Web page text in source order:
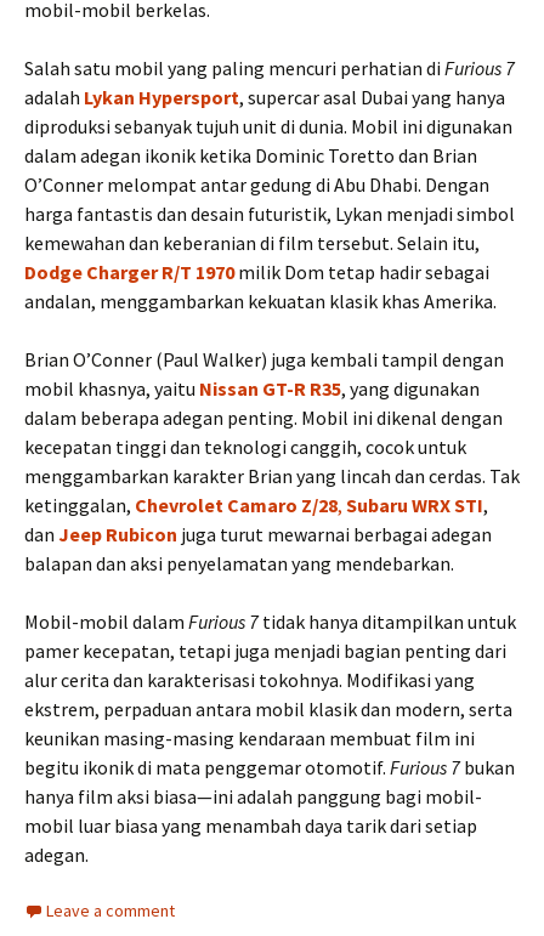
mobil-mobil berkelas.
Salah satu mobil yang paling mencuri perhatian di Furious 7
adalah Lykan Hypersport, supercar asal Dubai yang hanya
diproduksi sebanyak tujuh unit di dunia. Mobil ini digunakan
dalam adegan ikonik ketika Dominic Toretto dan Brian
O’Conner melompat antar gedung di Abu Dhabi. Dengan
harga fantastis dan desain futuristik, Lykan menjadi simbol
kemewahan dan keberanian di film tersebut. Selain itu,
Dodge Charger R/T 1970milik Dom tetap hadir sebagai
andalan, menggambarkan kekuatan klasik khas Amerika.
Brian O’Conner (Paul Walker) juga kembali tampil dengan
mobil khasnya, yaitu Nissan GT-R R35, yang digunakan
dalam beberapa adegan penting. Mobil ini dikenal dengan
kecepatan tinggi dan teknologi canggih, cocok untuk
menggambarkan karakter Brian yang lincah dan cerdas. Tak
ketinggalan, Chevrolet Camaro Z/28, Subaru WRX STI,
dan Jeep Rubicon juga turut mewarnai berbagai adegan
balapan dan aksi penyelamatan yang mendebarkan.
Mobil-mobil dalam Furious 7tidak hanya ditampilkan untuk
pamer kecepatan, tetapi juga menjadi bagian penting dari
alur cerita dan karakterisasi tokohnya. Modifikasi yang
ekstrem, perpaduan antara mobil klasik dan modern, serta
keunikan masing-masing kendaraan membuat film ini
begitu ikonik di mata penggemar otomotif. Furious 7bukan
hanya film aksi biasa—ini adalah panggung bagi mobil-
mobil luar biasa yang menambah daya tarik dari setiap
adegan.
Leave a comment